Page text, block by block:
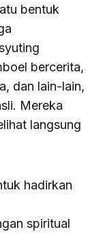
bentuk
bercerita,
dan lain-lain,
Mereka
langsung
hadirkan
spiritual